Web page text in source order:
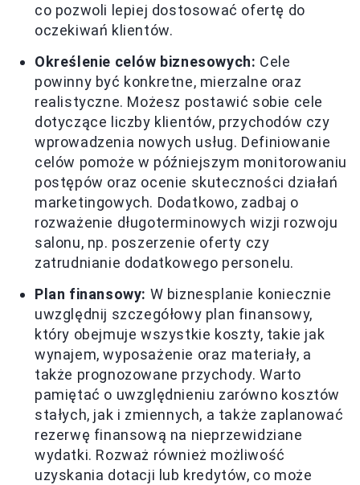
co pozwoli lepiej dostosować ofertę do
oczekiwań klientów.
Określenie celów biznesowych: Cele
powinny być konkretne, mierzalne oraz
realistyczne. Możesz postawić sobie cele
dotyczące liczby klientów, przychodów czy
wprowadzenia nowych usług. Definiowanie
celów pomoże w późniejszym monitorowaniu
postępów oraz ocenie skuteczności działań
marketingowych. Dodatkowo, zadbaj o
rozważenie długoterminowych wizji rozwoju
salonu, np. poszerzenie oferty czy
zatrudnianie dodatkowego personelu.
Plan finansowy: W biznesplanie koniecznie
uwzględnij szczegółowy plan finansowy,
który obejmuje wszystkie koszty, takie jak
wynajem, wyposażenie oraz materiały, a
także prognozowane przychody. Warto
pamiętać o uwzględnieniu zarówno kosztów
stałych, jak i zmiennych, a także zaplanować
rezerwę finansową na nieprzewidziane
wydatki. Rozważ również możliwość
uzyskania dotacji lub kredytów, co może